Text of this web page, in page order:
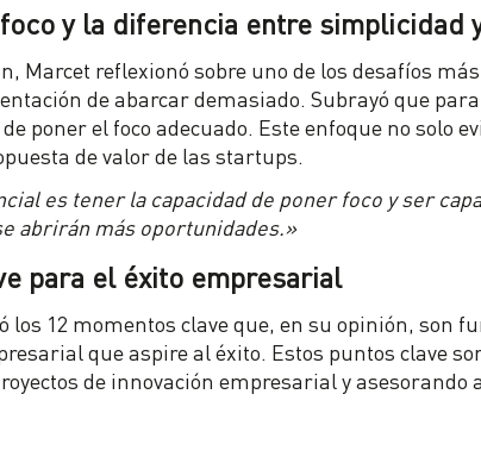
y la diferencia entre simplicidad
Marcet reflexionó sobre uno de los desafíos
de abarcar demasiado. Subrayó que
poner el foco adecuado. Este enfoque no solo
de valor de las startups.
es tener la capacidad de poner foco y ser
abrirán más oportunidades.»
para el éxito empresarial
los 12 momentos clave que, en su opinión, son
que aspire al éxito. Estos puntos clave
de innovación empresarial y asesorando